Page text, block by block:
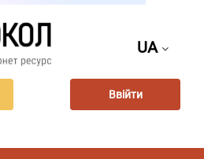
UA
Ввійти